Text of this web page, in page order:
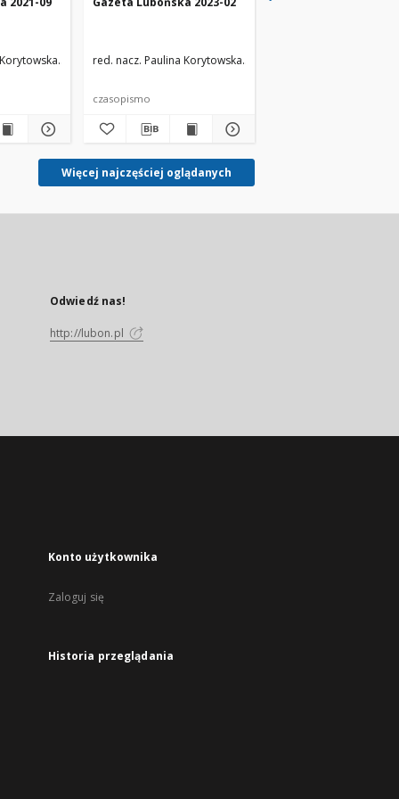
zespół redakcyjny
red. nacz. Paulina Korytowska
czasopismo
Więcej najczęściej oglądanych
Odwiedź nas!
http://lubon.pl
Konto użytkownika
Zaloguj się
Historia przeglądania